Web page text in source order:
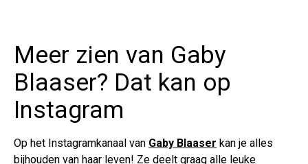
Meer zien van Gaby
Blaaser? Dat kan op
Instagram
Op het Instagramkanaal van Gaby Blaaser kan je alles
bijhouden van haar leven! Ze deelt graag alle leuke